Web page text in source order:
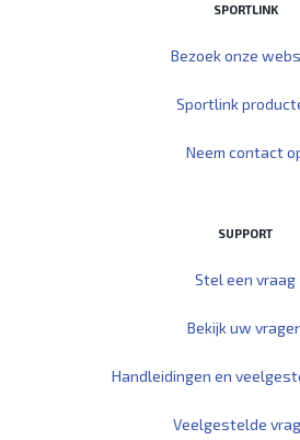
SPORTLINK
Bezoek onze
Sportlink
Neem contact
SUPPORT
Stel een vraag
Bekijk uw
Handleidingen en
Veelgestelde